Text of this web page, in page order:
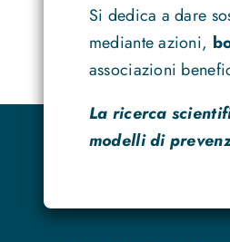
Si dedica a dare
mediante azioni,
associazioni
La ricerca
modelli di